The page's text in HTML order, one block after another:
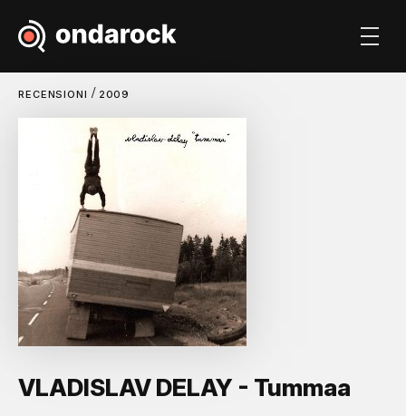
RECENSIONI / 2009
VLADISLAV DELAY - Tummaa